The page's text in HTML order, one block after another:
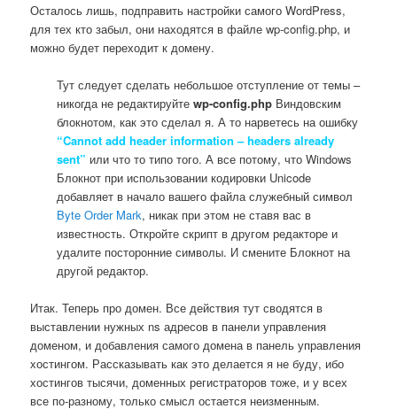
Осталось лишь, подправить настройки самого WordPress,
для тех кто забыл, они находятся в файле wp-config.php, и
можно будет переходит к домену.
Тут следует сделать небольшое отступление от темы –
никогда не редактируйтеwp-config.php Виндовским
блокнотом, как это сделал я. А то нарветесь на ошибку
“Cannot add header information – headers already
sent” или что то типо того. А все потому, что Windows
Блокнот при использовании кодировки Unicode
добавляет в начало вашего файла служебный символ
Byte Order Mark, никак при этом не ставя вас в
известность. Откройте скрипт в другом редакторе и
удалите посторонние символы. И смените Блокнот на
другой редактор.
Итак. Теперь про домен. Все действия тут сводятся в
выставлении нужных ns адресов в панели управления
доменом, и добавления самого домена в панель управления
хостингом. Рассказывать как это делается я не буду, ибо
хостингов тысячи, доменных регистраторов тоже, и у всех
все по-разному, только смысл остается неизменным.